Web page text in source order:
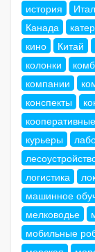
история
Канада
кино
Китай
колонки
компании
конспекты
курьеры
логистика
машинное
мелководье
мобильные